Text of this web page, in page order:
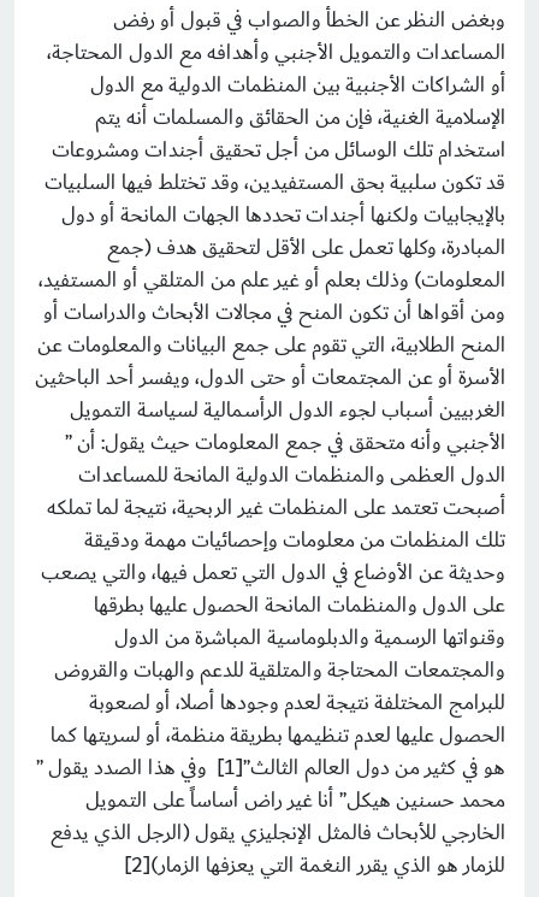
وبغض النظر عن الخطأ والصواب في قبول أو رفض
المساعدات والتمويل الأجنبي وأهدافه مع الدول المحتاجة،
أو الشراكات الأجنبية بين المنظمات الدولية مع الدول
الإسلامية الغنية، فإن من الحقائق والمسلمات أنه يتم
استخدام تلك الوسائل من أجل تحقيق أجندات ومشروعات
قد تكون سلبية بحق المستفيدين، وقد تختلط فيها السلبيات
بالإيجابيات ولكنها أجندات تحددها الجهات المانحة أو دول
المبادرة، وكلها تعمل على الأقل لتحقيق هدف (جمع
المعلومات) وذلك بعلم أو غير علم من المتلقي أو المستفيد،
ومن أقواها أن تكون المنح في مجالات الأبحاث والدراسات أو
المنح الطلابية، التي تقوم على جمع البيانات والمعلومات عن
الأسرة أو عن المجتمعات أو حتى الدول، ويفسر أحد الباحثين
الغربيين أسباب لجوء الدول الرأسمالية لسياسة التمويل
الأجنبي وأنه متحقق في جمع المعلومات حيث يقول: أن ”
الدول العظمى والمنظمات الدولية المانحة للمساعدات
أصبحت تعتمد على المنظمات غير الربحية، نتيجة لما تملكه
تلك المنظمات من معلومات وإحصائيات مهمة ودقيقة
وحديثة عن الأوضاع في الدول التي تعمل فيها، والتي يصعب
على الدول والمنظمات المانحة الحصول عليها بطرقها
وقنواتها الرسمية والدبلوماسية المباشرة من الدول
والمجتمعات المحتاجة والمتلقية للدعم والهبات والقروض
للبرامج المختلفة نتيجة لعدم وجودها أصلا، أو لصعوبة
الحصول عليها لعدم تنظيمها بطريقة منظمة، أو لسريتها كما
هو في كثير من دول العالم الثالث”[1] وفي هذا الصدد يقول ”
محمد حسنين هيكل” أنا غير راض أساساً على التمويل
الخارجي للأبحاث فالمثل الإنجليزي يقول (الرجل الذي يدفع
للزمار هو الذي يقرر النغمة التي يعزفها الزمار)[2]